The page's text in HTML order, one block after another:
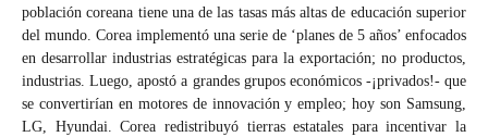
población coreana tiene una de las tasas más altas de educación superior
del mundo. Corea implementó una serie de ‘planes de 5 años’ enfocados
en desarrollar industrias estratégicas para la exportación; no productos,
industrias. Luego, apostó a grandes grupos económicos -¡privados!- que
se convertirían en motores de innovación y empleo; hoy son Samsung,
LG, Hyundai. Corea redistribuyó tierras estatales para incentivar la